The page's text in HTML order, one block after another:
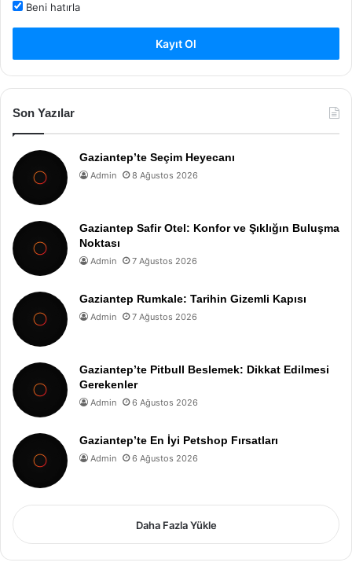
Beni hatırla
Kayıt Ol
Son Yazılar
Gaziantep’te Seçim Heyecanı
Admin 8 Ağustos 2026
Gaziantep Safir Otel: Konfor ve Şıklığın Buluşma
Noktası
Admin 7 Ağustos 2026
Gaziantep Rumkale: Tarihin Gizemli Kapısı
Admin 7 Ağustos 2026
Gaziantep’te Pitbull Beslemek: Dikkat Edilmesi
Gerekenler
Admin 6 Ağustos 2026
Gaziantep’te En İyi Petshop Fırsatları
Admin 6 Ağustos 2026
Daha Fazla Yükle